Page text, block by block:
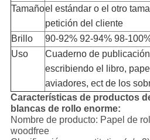
Tamañoel estándar o el otro
petición del cliente
Brillo
90-92% 92-94% 98-
Uso
Cuaderno de
escribiendo el libro,
aviadores, ect de los
Características de productos
blancas de rollo enorme:
Nombre de producto: Papel de
woodfree